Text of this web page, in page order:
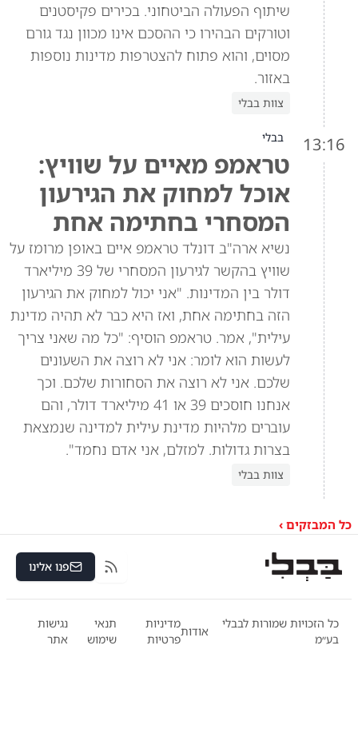
שיתוף הפעולה הביטחוני. בכירים פקיסטנים
וטורקים הבהירו כי ההסכם אינו מכוון נגד גורם
מסוים, והוא פתוח להצטרפות מדינות נוספות
באזור.
צוות בבלי
13:16 בבלי
טראמפ מאיים על שוויץ:
אוכל למחוק את הגירעון
המסחרי בחתימה אחת
נשיא ארה"ב דונלד טראמפ איים באופן מרומז על
שוויץ בהקשר לגירעון המסחרי של 39 מיליארד
דולר בין המדינות. "אני יכול למחוק את הגירעון
הזה בחתימה אחת, ואז היא כבר לא תהיה מדינת
עילית", אמר. טראמפ הוסיף: "כל מה שאני צריך
לעשות הוא לומר: אני לא רוצה את השעונים
שלכם. אני לא רוצה את הסחורות שלכם. וכך
אנחנו חוסכים 39 או 41 מיליארד דולר, והם
עוברים מלהיות מדינת עילית למדינה שנמצאת
בצרות גדולות. למזלם, אני אדם נחמד".
צוות בבלי
כל המבזקים ›
RSS פנו אלינו
כל הזכויות שמורות לבבלי
בע״מ
אודות
מדיניות
פרטיות
תנאי
שימוש
נגישות
אתר